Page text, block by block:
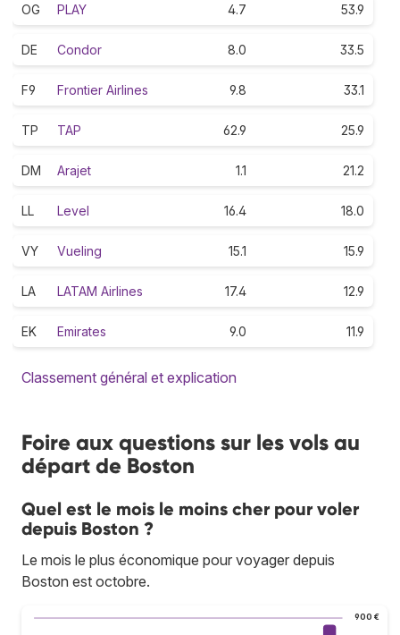
OG PLAY 4.7 53.9
DE Condor 8.0 33.5
F9 Frontier Airlines 9.8 33.1
TP TAP 62.9 25.9
DM Arajet 1.1 21.2
LL Level 16.4 18.0
VY Vueling 15.1 15.9
LA LATAM Airlines 17.4 12.9
EK Emirates 9.0 11.9
Classement général et explication
Foire aux questions sur les vols au
départ de Boston
Quel est le mois le moins cher pour voler
depuis Boston ?
Le mois le plus économique pour voyager depuis
Boston est octobre.
900 €